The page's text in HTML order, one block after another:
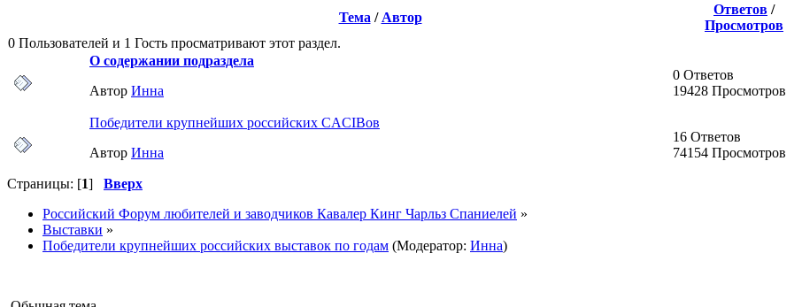
Тема / Автор
Ответов /
Просмотров
0 Пользователей и 1 Гость просматривают этот раздел.
О содержании подраздела
Автор Инна
0 Ответов
19428 Просмотров
Победители крупнейших российских CACIBов
Автор Инна
16 Ответов
74154 Просмотров
Страницы: [1] Вверх
Российский Форум любителей и заводчиков Кавалер Кинг Чарльз Спаниелей »
Выставки »
Победители крупнейших российских выставок по годам (Модератор: Инна)